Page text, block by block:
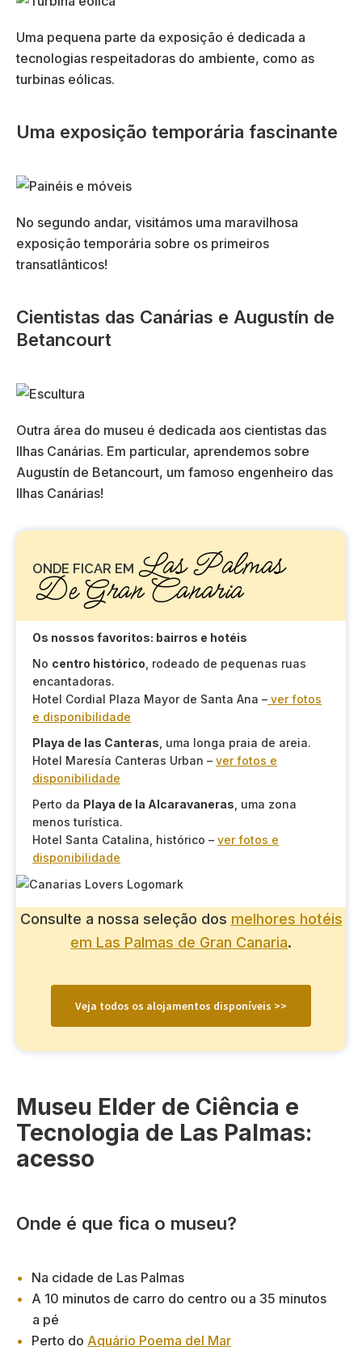
Uma pequena parte da exposição é dedicada a
tecnologias respeitadoras do ambiente, como as
turbinas eólicas.
Uma exposição temporária fascinante
No segundo andar, visitámos uma maravilhosa
exposição temporária sobre os primeiros
transatlânticos!
Cientistas das Canárias e Augustín de
Betancourt
Outra área do museu é dedicada aos cientistas das
Ilhas Canárias. Em particular, aprendemos sobre
Augustín de Betancourt, um famoso engenheiro das
Ilhas Canárias!
ONDE FICAR EM Las Palmas
De Gran Canaria
Os nossos favoritos: bairros e hotéis
No centro histórico , rodeado de pequenas ruas
encantadoras.
Hotel Cordial Plaza Mayor de Santa Ana – ver fotos
e disponibilidade
Playa de las Canteras , uma longa praia de areia.
Hotel Maresía Canteras Urban – ver fotos e
disponibilidade
Perto da Playa de la Alcaravaneras , uma zona
menos turística.
Hotel Santa Catalina, histórico – ver fotos e
disponibilidade
Consulte a nossa seleção dos melhores hotéis
em Las Palmas de Gran Canaria.
Veja todos os alojamentos disponíveis >>
Museu Elder de Ciência e
Tecnologia de Las Palmas:
acesso
Onde é que fica o museu?
Na cidade de Las Palmas
A 10 minutos de carro do centro ou a 35 minutos
a pé
Perto do Aquário Poema del Mar